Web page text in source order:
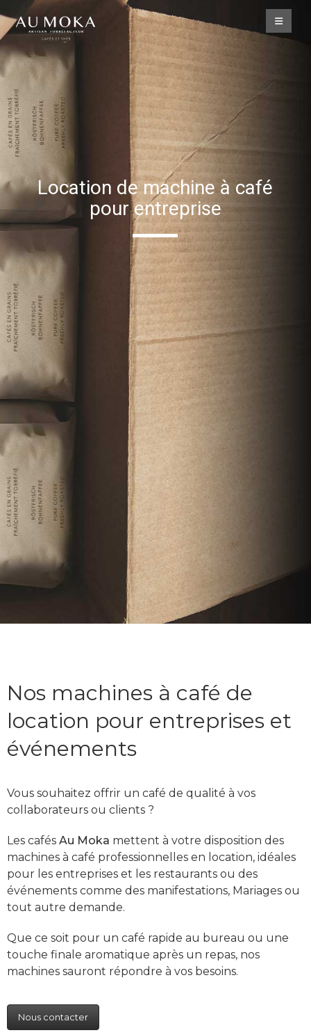
Location de machine à café
pour entreprise
Nos machines à café de
location pour entreprises et
événements
Vous souhaitez offrir un café de qualité à vos
collaborateurs ou clients ?
Les cafés Au Moka mettent à votre disposition des
machines à café professionnelles en location, idéales
pour les entreprises et les restaurants ou des
événements comme des manifestations, Mariages ou
tout autre demande.
Que ce soit pour un café rapide au bureau ou une
touche finale aromatique après un repas, nos
machines sauront répondre à vos besoins.
Nous contacter